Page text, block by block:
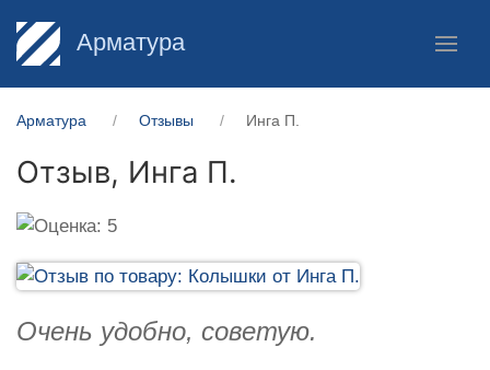
Арматура
Арматура Отзывы Инга П.
Отзыв, Инга П.
Очень удобно, советую.